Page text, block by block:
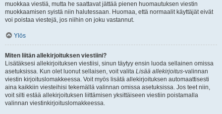
muokkaa viestiä, mutta he saattavat jättää pienen huomautuksen viestin
muokkaamisen syistä niin halutessaan. Huomaa, että normaalit käyttäjät eivät
voi poistaa viestejä, jos niihin on joku vastannut.
Ylös
Miten liitän allekirjoituksen viestiini?
Lisätäksesi allekirjoituksen viestiisi, sinun täytyy ensin luoda sellainen omissa
asetuksissa. Kun olet luonut sellaisen, voit valita Lisää allekirjoitus-valinnan
viestin kirjoituslomakkeessa. Voit myös lisätä allekirjoituksen automaattisesti
aina kaikkiin viesteihisi tekemällä valinnan omissa asetuksissa. Jos teet niin,
voit silti estää allekirjoituksen liittämisen yksittäiseen viestiin poistamalla
valinnan viestinkirjoituslomakkeessa.